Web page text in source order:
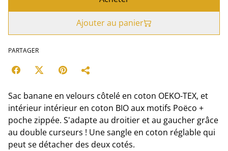
Ajouter au panier
PARTAGER
Sac banane en velours côtelé en coton OEKO-TEX, et
intérieur intérieur en coton BIO aux motifs Poëco +
poche zippée. S'adapte au droitier et au gaucher grâce
au double curseurs ! Une sangle en coton réglable qui
peut se détacher des deux cotés.